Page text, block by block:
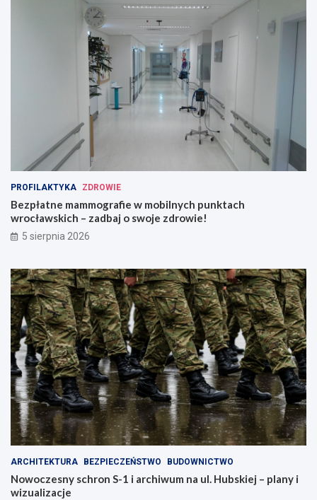
PROFILAKTYKA ZDROWIE
Bezpłatne mammografie w mobilnych punktach
wrocławskich – zadbaj o swoje zdrowie!
5 sierpnia 2026
ARCHITEKTURA BEZPIECZEŃSTWO BUDOWNICTWO
Nowoczesny schron S-1 i archiwum na ul. Hubskiej – plany i
wizualizacje